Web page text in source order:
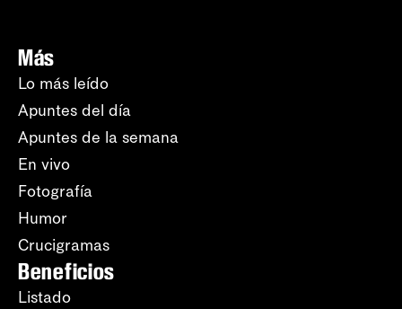
Más
Lo más leído
Apuntes del día
Apuntes de la semana
En vivo
Fotografía
Humor
Crucigramas
Beneficios
Listado